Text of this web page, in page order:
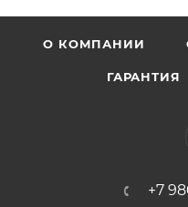
О КОМПАНИИ
ГАРАНТИЯ
+7